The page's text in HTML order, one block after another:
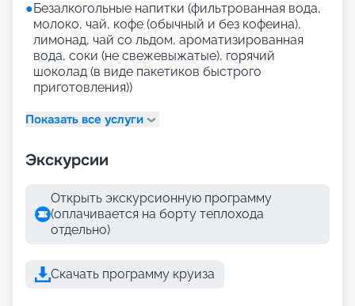
●Безалкогольные напитки (фильтрованная вода,
молоко, чай, кофе (обычный и без кофеина),
лимонад, чай со льдом, ароматизированная
вода, соки (не свежевыжатые), горячий
шоколад (в виде пакетиков быстрого
приготовления))
Показать все услуги
Экскурсии
Открыть экскурсионную программу
(оплачивается на борту теплохода
отдельно)
Скачать программу круиза